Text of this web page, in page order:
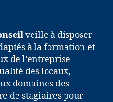
veille à disposer
à la formation et
de l’entreprise
des locaux,
domaines des
de stagiaires pour